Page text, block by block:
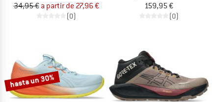
34,95 € a partir de 27,96 €
(0)
159,95 €
(0)
hasta un 30%